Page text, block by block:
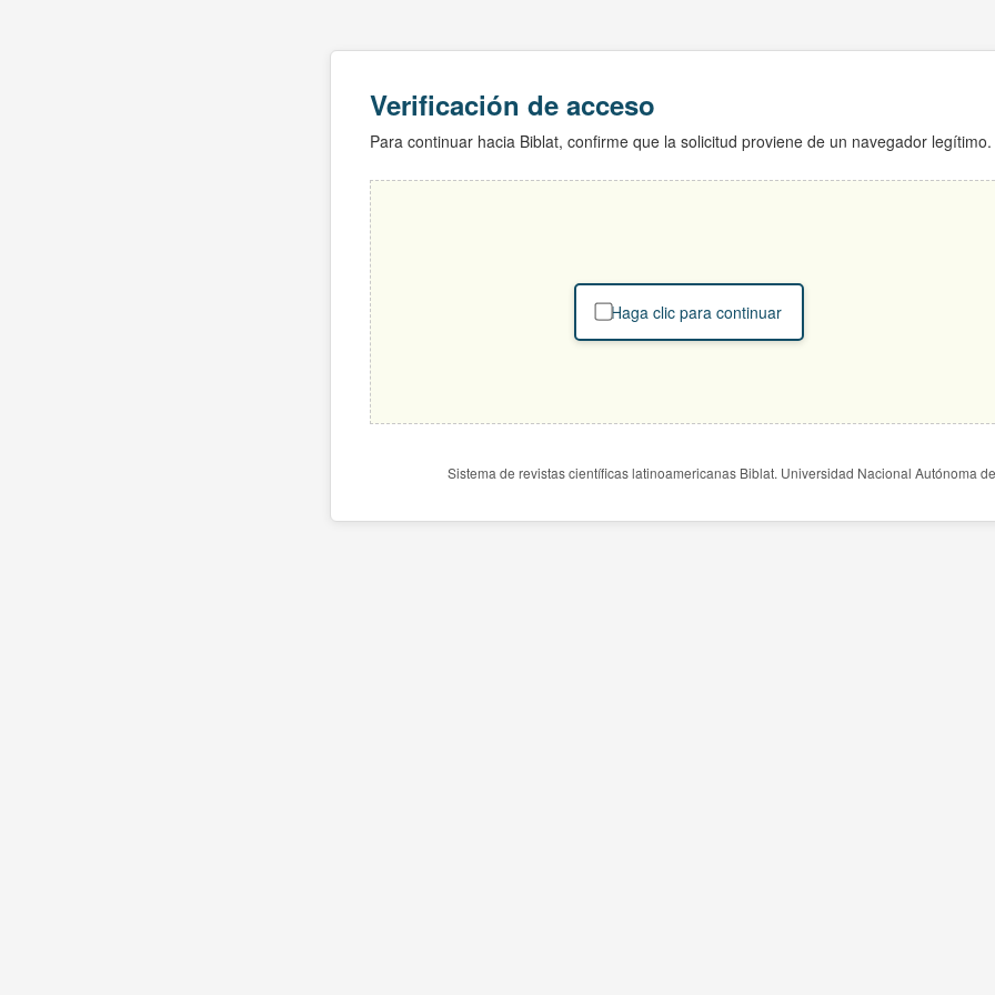
Verificación de acceso
Para continuar hacia Biblat, confirme que la solicitud proviene de un navegador legítimo.
Haga clic para continuar
Sistema de revistas científicas latinoamericanas Biblat. Universidad Nacional Autónoma